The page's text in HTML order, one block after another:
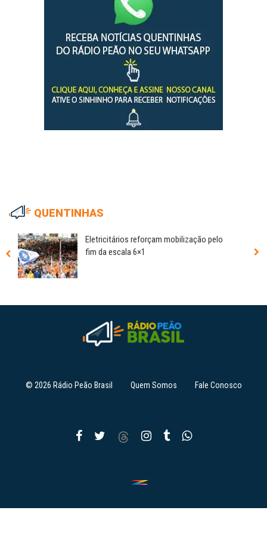
QUENTINHAS
Eletricitários reforçam mobilização pelo
fim da escala 6×1
© 2026 Rádio Peão Brasil Quem Somos Fale Conosco